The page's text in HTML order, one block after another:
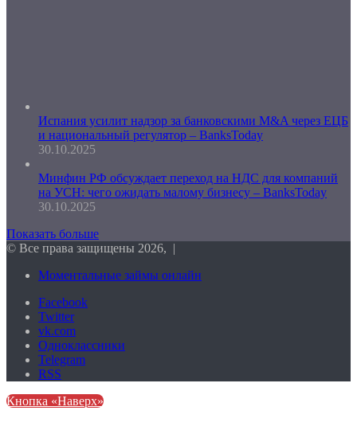
Испания усилит надзор за банковскими M&A через ЕЦБ
и национальный регулятор – BanksToday
30.10.2025
Минфин РФ обсуждает переход на НДС для компаний
на УСН: чего ожидать малому бизнесу – BanksToday
30.10.2025
Показать больше
© Все права защищены 2026, |
Моментальные займы онлайн
Facebook
Twitter
vk.com
Одноклассники
Telegram
RSS
Кнопка «Наверх»